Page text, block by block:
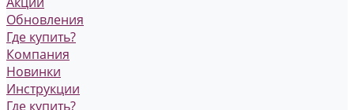
Обновления
Где купить?
Компания
Новинки
Инструкции
Где купить?